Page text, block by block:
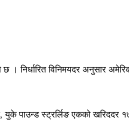
छ । निर्धारित विनिमयदर
पाउन्ड स्ट्रर्लिङ एकको खरिददर